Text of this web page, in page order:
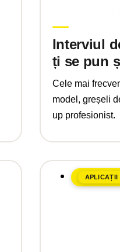
Interviul
ți se pun
corect
Cele mai
model, greșeli
up profesionist.
APLICAȚII